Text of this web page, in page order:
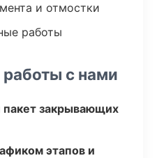
и отмостки
работы
с нами
закрывающих
этапов и